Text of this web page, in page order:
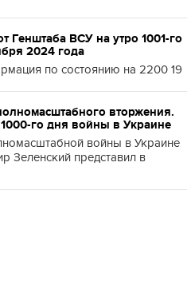
Генштаба ВСУ на утро 1001-го
2024 года
по состоянию на 2200 19
вторжения.
го дня войны в Украине
войны в Украине
Зеленский представил в